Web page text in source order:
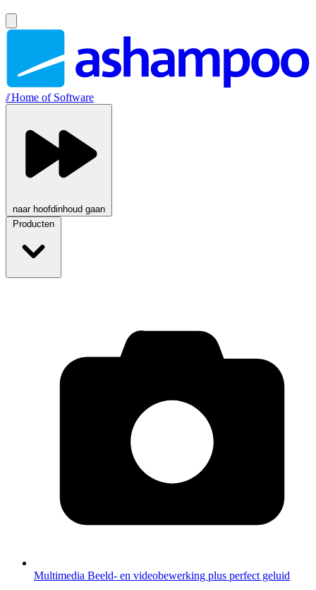
//Home of Software
naar hoofdinhoud gaan
Producten
Multimedia Beeld- en videobewerking plus perfect geluid